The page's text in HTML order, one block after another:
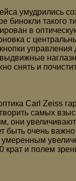
умудрились
бинокли такого
в
с
управления
снять и
Carl Zeiss
самых
они
быть очень
и полем